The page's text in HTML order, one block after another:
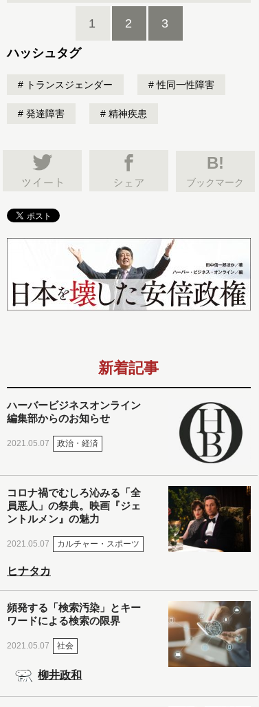
1 2 3
ハッシュタグ
トランスジェンダー 性同一性障害
発達障害 精神疾患
B!
ブックマーク
新着記事
ハーバービジネスオンライン
編集部からのお知らせ
2021.05.07 政治・経済
コロナ禍でむしろ沁みる「全
員悪人」の祭典。映画『ジェ
ントルメン』の魅力
2021.05.07 カルチャー・スポーツ
ヒナタカ
頻発する「検索汚染」とキー
ワードによる検索の限界
2021.05.07 社会
柳井政和